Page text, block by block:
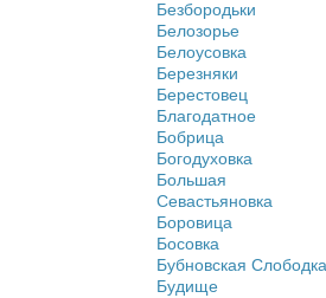
Безбородьки
Белозорье
Белоусовка
Березняки
Берестовец
Благодатное
Бобрица
Богодуховка
Большая
Севастьяновка
Боровица
Босовка
Бубновская Слободка
Будище